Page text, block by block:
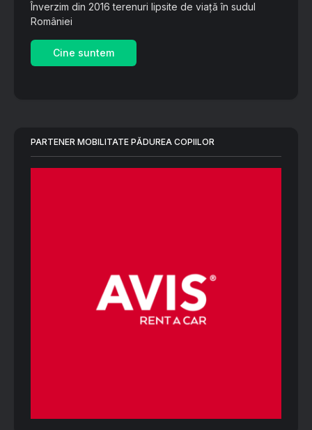
Înverzim din 2016 terenuri lipsite de viață în sudul
României
Cine suntem
PARTENER MOBILITATE PĂDUREA COPIILOR